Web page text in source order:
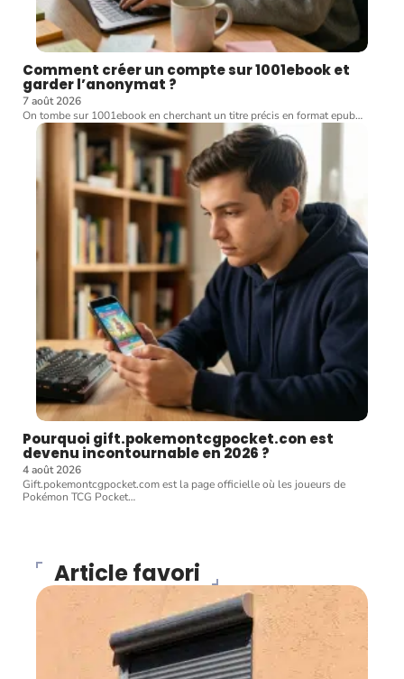
Comment créer un compte sur 1001ebook et
garder l’anonymat ?
7 août 2026
On tombe sur 1001ebook en cherchant un titre précis en format epub…
Pourquoi gift.pokemontcgpocket.con est
devenu incontournable en 2026 ?
4 août 2026
Gift.pokemontcgpocket.com est la page officielle où les joueurs de
Pokémon TCG Pocket…
Article favori